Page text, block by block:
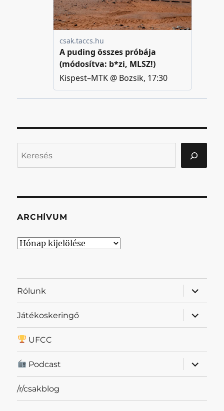
ARCHÍVUM
Archívum
Rólunk
almenü
Játékoskeringő
almenü
UFCC
Podcast
almenü
/r/csakblog